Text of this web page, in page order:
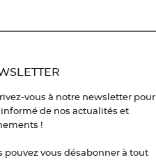
vous à notre newsletter pour
de nos actualités et
!
pouvez vous désabonner à tout